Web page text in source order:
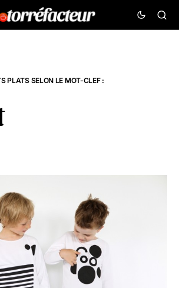
PLATS SELON LE MOT-CLEF :